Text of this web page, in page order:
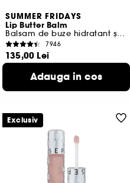
SUMMER FRIDAYS
Lip Butter Balm
Balsam de buze hidratant și hrănitor
7946
135,00 Lei
900,00 Lei
12 variante disponibile
Adauga in cos
Exclusiv